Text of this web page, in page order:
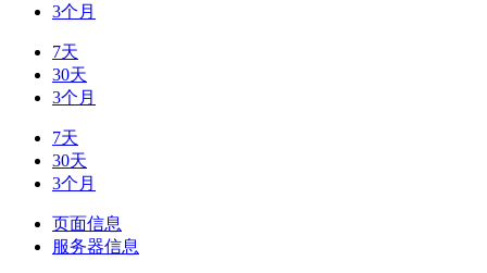
3个月
7天
30天
3个月
7天
30天
3个月
页面信息
服务器信息